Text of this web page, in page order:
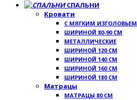
СПАЛЬНИ
Кровати
С МЯГКИМ ИЗГОЛОВЬЕМ
ШИРИНОЙ 80-90 СМ
МЕТАЛЛИЧЕСКИЕ
ШИРИНОЙ 120 СМ
ШИРИНОЙ 140 СМ
ШИРИНОЙ 160 СМ
ШИРИНОЙ 180 СМ
Матрацы
МАТРАЦЫ 80 СМ